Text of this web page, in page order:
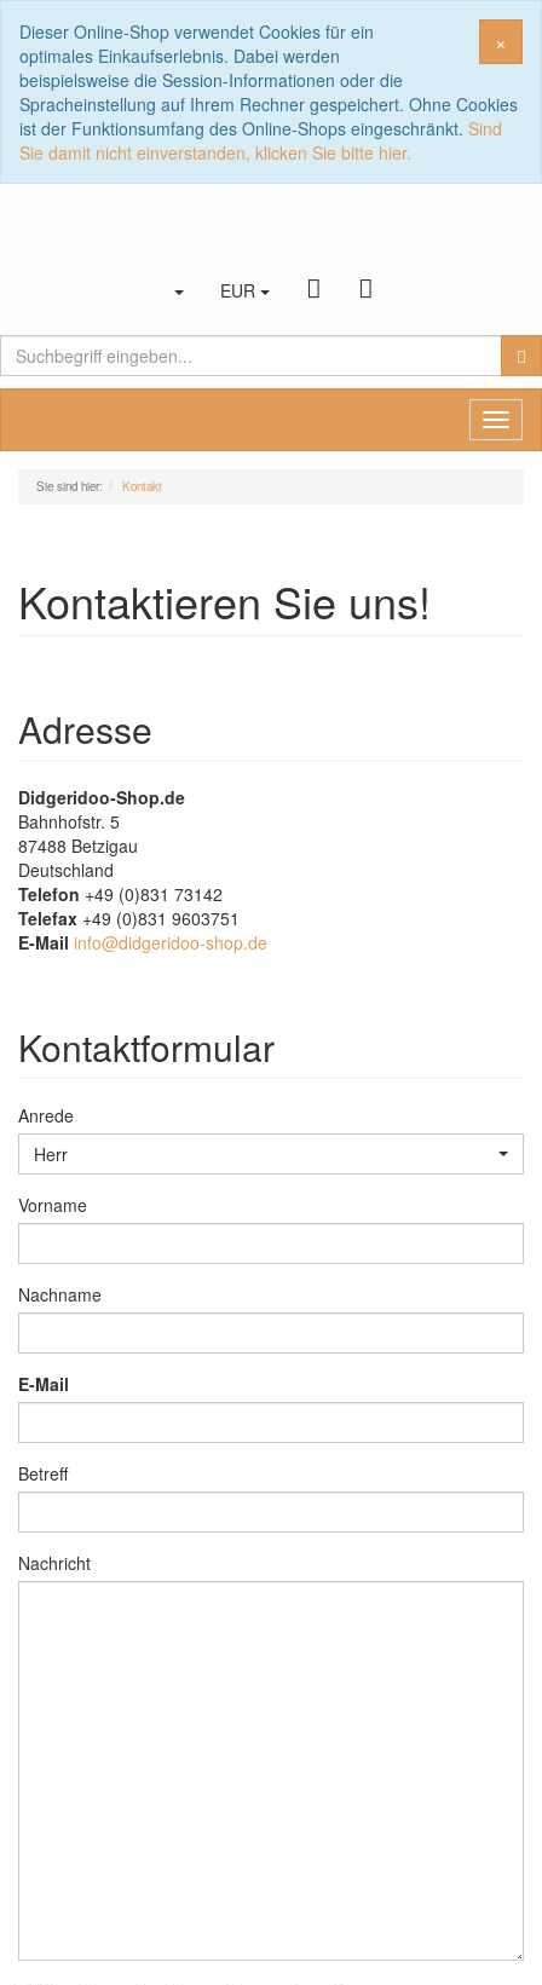
×
Dieser Online-Shop verwendet Cookies für ein
optimales Einkaufserlebnis. Dabei werden
beispielsweise die Session-Informationen oder die
Spracheinstellung auf Ihrem Rechner gespeichert. Ohne Cookies
ist der Funktionsumfang des Online-Shops eingeschränkt. Sind
Sie damit nicht einverstanden, klicken Sie bitte hier.
EUR
Sie sind hier: Kontakt
Kontaktieren Sie uns!
Adresse
Didgeridoo-Shop.de
Bahnhofstr. 5
87488 Betzigau
Deutschland
Telefon +49 (0)831 73142
Telefax +49 (0)831 9603751
E-Mail info@didgeridoo-shop.de
Kontaktformular
Anrede
Herr
Vorname
Nachname
E-Mail
Betreff
Nachricht